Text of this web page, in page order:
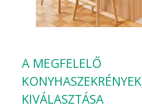
A MEGFELELŐ
KONYHASZEKRÉNYEK
KIVÁLASZTÁSA